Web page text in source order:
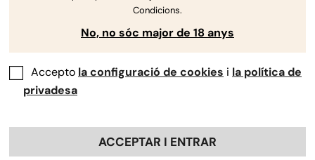
Help Center > Productes i
Cultiu > Genètica
Back
Condicions.
No, no sóc major de 18 anys
Accepto la configuració de cookies i la política de
privadesa
ACCEPTAR I ENTRAR